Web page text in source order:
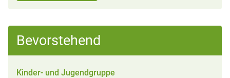
Bevorstehend
Kinder- und Jugendgruppe